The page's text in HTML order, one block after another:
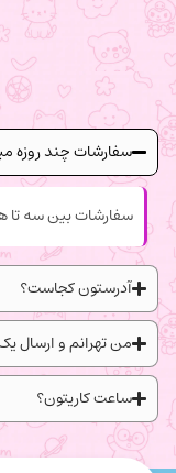
سفارشات چند روزه
سفارشات بین سه تا
آدرستون کجاست؟
من تهرانم و ارسال
ساعت کاریتون؟